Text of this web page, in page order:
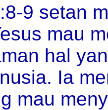
9 setan
mau
hal
Ia
mau